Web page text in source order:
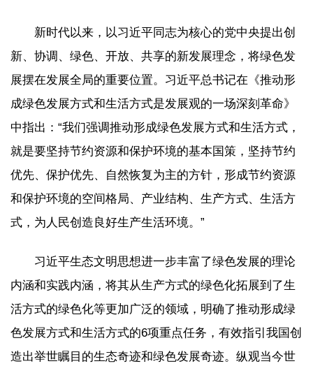
新时代以来，以习近平同志为核心的党中央提出创
新、协调、绿色、开放、共享的新发展理念，将绿色发
展摆在发展全局的重要位置。习近平总书记在《推动形
成绿色发展方式和生活方式是发展观的一场深刻革命》
中指出：“我们强调推动形成绿色发展方式和生活方式，
就是要坚持节约资源和保护环境的基本国策，坚持节约
优先、保护优先、自然恢复为主的方针，形成节约资源
和保护环境的空间格局、产业结构、生产方式、生活方
式，为人民创造良好生产生活环境。”
习近平生态文明思想进一步丰富了绿色发展的理论
内涵和实践内涵，将其从生产方式的绿色化拓展到了生
活方式的绿色化等更加广泛的领域，明确了推动形成绿
色发展方式和生活方式的6项重点任务，有效指引我国创
造出举世瞩目的生态奇迹和绿色发展奇迹。纵观当今世